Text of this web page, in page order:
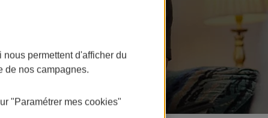
permettent d'afficher du
de nos campagnes.
"Paramétrer mes cookies"